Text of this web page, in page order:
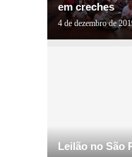
em creches
4 de dezembro de
Leilão no São